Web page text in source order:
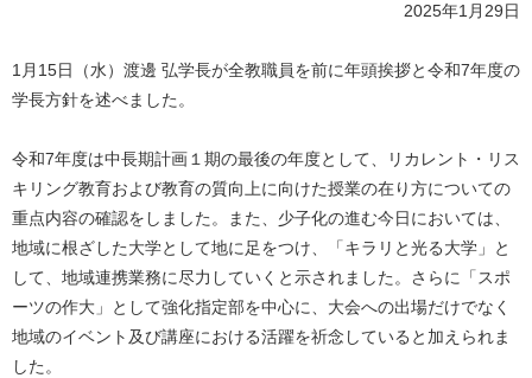
2025年1月29日
1月15日（水）渡邊 弘学長が全教職員を前に年頭挨拶と令和7年度の
学長方針を述べました。
令和7年度は中長期計画１期の最後の年度として、リカレント・リス
キリング教育および教育の質向上に向けた授業の在り方についての
重点内容の確認をしました。また、少子化の進む今日においては、
地域に根ざした大学として地に足をつけ、「キラリと光る大学」と
して、地域連携業務に尽力していくと示されました。さらに「スポ
ーツの作大」として強化指定部を中心に、大会への出場だけでなく
地域のイベント及び講座における活躍を祈念していると加えられま
した。